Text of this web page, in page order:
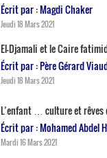
Écrit par : Magdi Chaker
Jeudi 18 Mars 2021
El-Djamali et le Caire
Écrit par : Père Gérard
Jeudi 18 Mars 2021
L’enfant … culture et rêves
Écrit par : Mohamed Abdel
Mardi 16 Mars 2021